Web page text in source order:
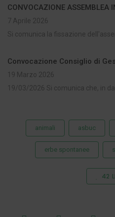
CONVOCAZIONE ASSEMBLEA
7 Aprile 2026
Si comunica la fissazione
Convocazione Consiglio di
19 Marzo 2026
19/03/2026 Si comunica che, in
animali asbuc
erbe spontanee
42